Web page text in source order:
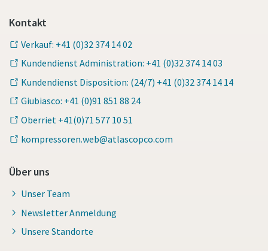
Kontakt
Verkauf: +41 (0)32 374 14 02
Kundendienst Administration: +41 (0)32 374 14 03
Kundendienst Disposition: (24/7) +41 (0)32 374 14 14
Giubiasco: +41 (0)91 851 88 24
Oberriet +41(0)71 577 10 51
kompressoren.web@atlascopco.com
Über uns
Unser Team
Newsletter Anmeldung
Unsere Standorte